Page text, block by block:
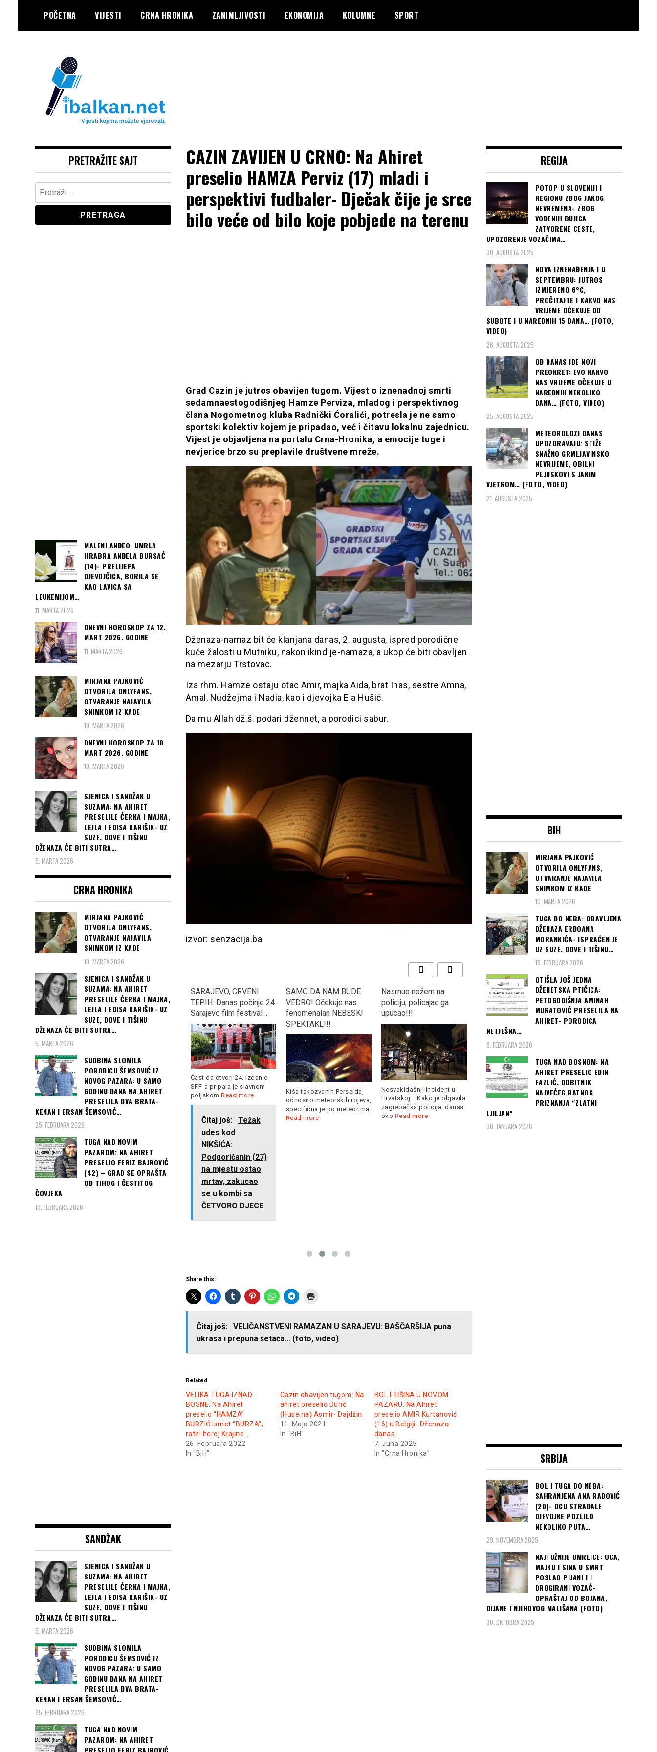
content
POČETNA VIJESTI CRNA HRONIKA ZANIMLJIVOSTI EKONOMIJA KOLUMNE SPORT
IBALKAN
CAZIN ZAVIJEN U CRNO: Na Ahiret
preselio HAMZA Perviz (17) mladi i
perspektivi fudbaler- Dječak čije je srce
bilo veće od bilo koje pobjede na terenu
Grad Cazin je jutros obavijen tugom. Vijest o iznenadnoj smrti
sedamnaestogodišnjeg Hamze Perviza, mladog i perspektivnog
člana Nogometnog kluba Radnički Ćoralići, potresla je ne samo
sportski kolektiv kojem je pripadao, već i čitavu lokalnu zajednicu.
Vijest je objavljena na portalu Crna-Hronika, a emocije tuge i
nevjerice brzo su preplavile društvene mreže.
Dženaza-namaz bit će klanjana danas, 2. augusta, ispred porodične
kuće žalosti u Mutniku, nakon ikindije-namaza, a ukop će biti obavljen
na mezarju Trstovac.
Iza rhm. Hamze ostaju otac Amir, majka Aida, brat Inas, sestre Amna,
Amal, Nudžejma i Nadia, kao i djevojka Ela Hušić.
Da mu Allah dž.š. podari džennet, a porodici sabur.
izvor: senzacija.ba
Nasrnuo nožem na
policiju, policajac ga
Nesvakidašnji incident u
Hrvatskoj... Kako je objavila
Read more
DRAMA NA CETINJU:
Privedena poznata
pjevačica iz Srbije,
JEDVA JE SMIRILI …
Sandra Valterović, poznatija
kao Seksi Sandra,
SARAJEVO, CRVENI
TEPIH: Danas počinje 24.
Sarajevo film festival…
Čast da otvori 24. izdanje
SFF-a pripala je slavnom
poljskom Read more
Čitaj još:
Težak
udes kod
NIKŠIĆA:
Podgoričanin (27)
na mjestu ostao
mrtav, zakucao
se u kombi sa
ČETVORO DJECE
SAMO DA NAM BUDE
VEDRO! Očekuje nas
fenomenalan NEBESKI
SPEKTAKL!!!
Kiša takozvanih Perseida,
odnosno meteorskih rojeva,
specifična je po meteorima
Read more
Nasrnuo nožem na
policiju, policajac ga
upucao!!!
Nesvakidašnji incident u
Hrvatskoj... Kako je objavila
zagrebačka policija, danas
oko Read more
DRAMA NA CETINJU:
Privedena poznata
pjevačica iz Srbije,
JEDVA JE SMIRILI …
Sandra Valterović, poznatija
kao Seksi Sandra,
privedena je danas nešto
Read more
SARAJEVO, CRVENI
TEPIH: Danas počinje 24.
Sarajevo film festival…
SFF-a pripala je slavnom
poljskom
Share this:
Čitaj još:
VELIČANSTVENI RAMAZAN U SARAJEVU: BAŠČARŠIJA puna
ukrasa i prepuna šetača... (foto, video)
Related
VELIKA TUGA IZNAD
BOSNE: Na Ahiret
preselio “HAMZA”
BURZIĆ Ismet “BURZA”,
ratni heroj Krajine…
26. Februara 2022
In "BiH"
Cazin obavijen tugom: Na
ahiret preselio Durić
(Huseina) Asmir- Dajdžin
11. Maja 2021
In "BiH"
BOL I TIŠINA U NOVOM
PAZARU: Na Ahiret
preselio AMIR Kurtanović
(16) u Belgiji- Dženaza
danas…
7. Juna 2025
In "Crna Hronika"
PRETRAŽITE SAJT
Pretraga:
MALENI ANĐEO: UMRLA
HRABRA ANĐELA BURSAĆ
(14)- PRELIJEPA
DJEVOJČICA, BORILA SE
KAO LAVICA SA
LEUKEMIJOM…
11. MARTA 2026
DNEVNI HOROSKOP ZA 12.
MART 2026. GODINE
11. MARTA 2026
MIRJANA PAJKOVIĆ
OTVORILA ONLYFANS,
OTVARANJE NAJAVILA
SNIMKOM IZ KADE
10. MARTA 2026
DNEVNI HOROSKOP ZA 10.
MART 2026. GODINE
10. MARTA 2026
SJENICA I SANDŽAK U
SUZAMA: NA AHIRET
PRESELILE ĆERKA I MAJKA,
LEJLA I EDISA KARIŠIK- UZ
SUZE, DOVE I TIŠINU
DŽENAZA ĆE BITI SUTRA…
5. MARTA 2026
CRNA HRONIKA
MIRJANA PAJKOVIĆ
OTVORILA ONLYFANS,
OTVARANJE NAJAVILA
SNIMKOM IZ KADE
10. MARTA 2026
SJENICA I SANDŽAK U
SUZAMA: NA AHIRET
PRESELILE ĆERKA I MAJKA,
LEJLA I EDISA KARIŠIK- UZ
SUZE, DOVE I TIŠINU
DŽENAZA ĆE BITI SUTRA…
5. MARTA 2026
SUDBINA SLOMILA
PORODICU ŠEMSOVIĆ IZ
NOVOG PAZARA: U SAMO
GODINU DANA NA AHIRET
PRESELILA DVA BRATA-
KENAN I ERSAN ŠEMSOVIĆ…
25. FEBRUARA 2026
TUGA NAD NOVIM
PAZAROM: NA AHIRET
PRESELIO FERIZ BAJROVIĆ
(42) – GRAD SE OPRAŠTA
OD TIHOG I ČESTITOG
ČOVJEKA
19. FEBRUARA 2026
SANDŽAK
SJENICA I SANDŽAK U
SUZAMA: NA AHIRET
PRESELILE ĆERKA I MAJKA,
LEJLA I EDISA KARIŠIK- UZ
SUZE, DOVE I TIŠINU
DŽENAZA ĆE BITI SUTRA…
5. MARTA 2026
SUDBINA SLOMILA
PORODICU ŠEMSOVIĆ IZ
NOVOG PAZARA: U SAMO
GODINU DANA NA AHIRET
PRESELILA DVA BRATA-
KENAN I ERSAN ŠEMSOVIĆ…
25. FEBRUARA 2026
TUGA NAD NOVIM
PAZAROM: NA AHIRET
REGIJA
POTOP U SLOVENIJI I
REGIONU ZBOG JAKOG
NEVREMENA- ZBOG
VODENIH BUJICA
ZATVORENE CESTE,
UPOZORENJE VOZAČIMA…
30. AUGUSTA 2025
NOVA IZNENAĐENJA I U
SEPTEMBRU: JUTROS
IZMJERENO 6°C,
PROČITAJTE I KAKVO NAS
VRIJEME OČEKUJE DO
SUBOTE I U NAREDNIH 15 DANA… (FOTO,
VIDEO)
26. AUGUSTA 2025
OD DANAS IDE NOVI
PREOKRET: EVO KAKVO
NAS VRIJEME OČEKUJE U
NAREDNIH NEKOLIKO
DANA… (FOTO, VIDEO)
25. AUGUSTA 2025
METEOROLOZI DANAS
UPOZORAVAJU: STIŽE
SNAŽNO GRMLJAVINSKO
NEVRIJEME, OBILNI
PLJUSKOVI S JAKIM
VJETROM… (FOTO, VIDEO)
21. AUGUSTA 2025
BIH
MIRJANA PAJKOVIĆ
OTVORILA ONLYFANS,
OTVARANJE NAJAVILA
SNIMKOM IZ KADE
10. MARTA 2026
TUGA DO NEBA: OBAVLJENA
DŽENAZA ERDOANA
MORANKIĆA- ISPRAĆEN JE
UZ SUZE, DOVE I TIŠINU…
15. FEBRUARA 2026
OTIŠLA JOŠ JEDNA
DŽENETSKA PTIČICA:
PETOGODIŠNJA AMINAH
MURATOVIĆ PRESELILA NA
AHIRET- PORODICA
NETJEŠNA…
8. FEBRUARA 2026
TUGA NAD BOSNOM: NA
AHIRET PRESELIO EDIN
FAZLIĆ, DOBITNIK
NAJVEĆEG RATNOG
PRIZNANJA “ZLATNI
LJILJAN”
30. JANUARA 2026
SRBIJA
BOL I TUGA DO NEBA:
SAHRANJENA ANA RADOVIĆ
(20)- OCU STRADALE
DJEVOJKE POZLILO
NEKOLIKO PUTA…
29. NOVEMBRA 2025
NAJTUŽNIJE UMRLICE: OCA,
MAJKU I SINA U SMRT
POSLAO PIJANI I I
DROGIRANI VOZAČ-
OPRAŠTAJ OD BOJANA,
DIJANE I NJIHOVOG MALIŠANA (FOTO)
30. OKTOBRA 2025